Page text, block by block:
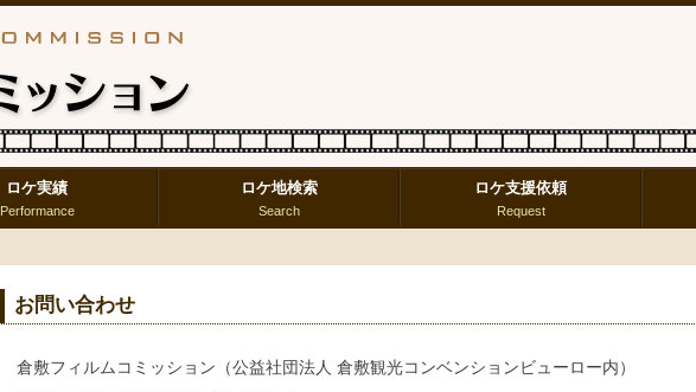
ロケ実績
Performance
ロケ地検索
Search
ロケ支援依頼
Request
お問い合わせ
倉敷フィルムコミッション（公益社団法人 倉敷観光コンベンションビューロー内）